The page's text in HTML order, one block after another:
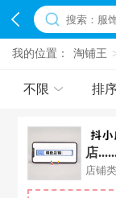
我的位置： 淘铺王
不限 排
店
店铺